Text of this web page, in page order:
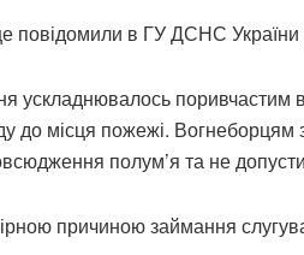
повідомили в ГУ ДСНС України
ускладнювалось поривчастим
до місця пожежі.
полум’я та не
причиною займання